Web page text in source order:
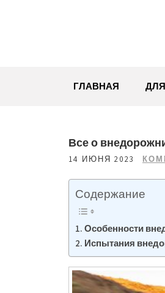
ГЛАВНАЯ
Все о
14 ИЮНЯ 2023
Содержание
Особенности
Испытания